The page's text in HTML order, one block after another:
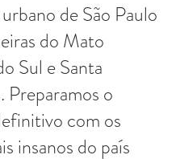
de São Paulo
do Mato
Sul e Santa
Preparamos o
com os
insanos do país